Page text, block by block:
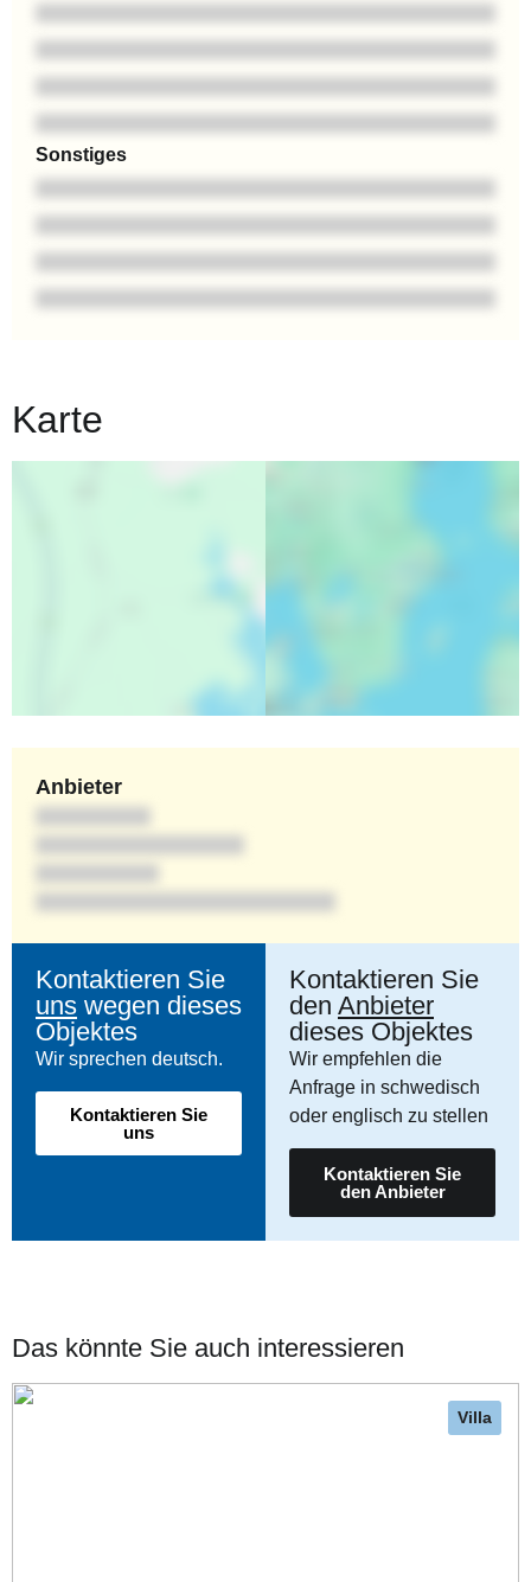
Sonstiges
Karte
Anbieter
Kontaktieren Sie
uns wegen dieses
Objektes
Wir sprechen deutsch.
Kontaktieren Sie
uns
Kontaktieren Sie
den Anbieter
dieses Objektes
Wir empfehlen die
Anfrage in schwedisch
oder englisch zu stellen
Kontaktieren Sie
den Anbieter
Das könnte Sie auch interessieren
Villa